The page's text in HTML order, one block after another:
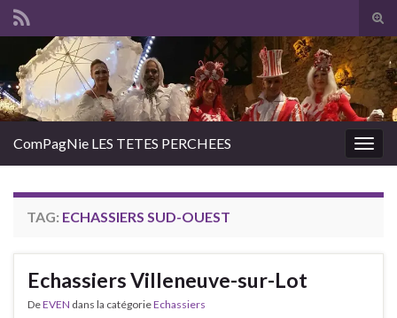
Search for:
ComPagNie LES TETES PERCHEES
TAG: ECHASSIERS SUD-OUEST
Echassiers Villeneuve-sur-Lot
DeEVEN dans la catégorieEchassiers